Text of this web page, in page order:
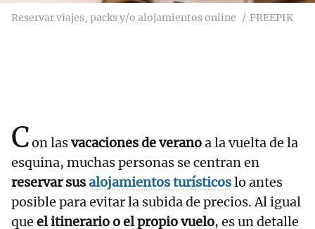
Reservar viajes, packs y/o alojamientos online FREEPIK
Con lasvacaciones de veranoa la vuelta de la
esquina, muchas personas se centran en
reservar susalojamientos turísticoslo antes
posible para evitar la subida de precios. Al igual
que el itinerario o el propio vuelo, es un detalle